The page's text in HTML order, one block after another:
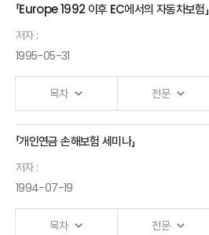
「Europe 1992 이후 EC에서의 자동차보험」
저자 :
1995-05-31
목차 전문
「개인연금 손해보험 세미나」
저자 :
1994-07-19
목차 전문